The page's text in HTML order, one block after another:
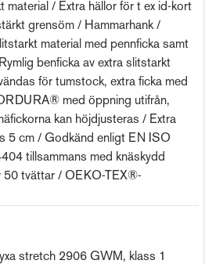
material / Extra hällor för t ex id-kort
grensöm / Hammarhank /
material med pennficka samt
benficka av extra slitstarkt
för tumstock, extra ficka med
med öppning utifrån,
kan höjdjusteras / Extra
5 cm / Godkänd enligt EN ISO
tillsammans med knäskydd
50 tvättar / OEKO-TEX®-
stretch 2906 GWM, klass 1